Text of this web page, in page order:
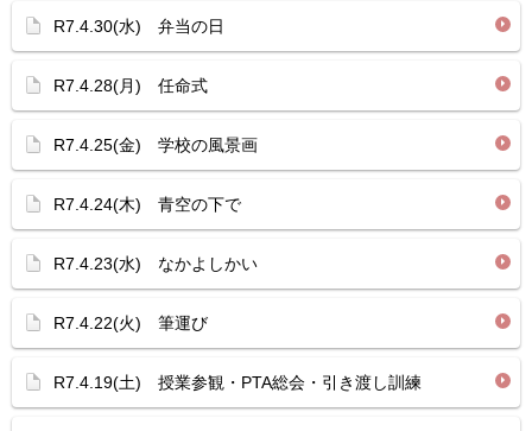
R7.4.30(水) 弁当の日
R7.4.28(月) 任命式
R7.4.25(金) 学校の風景画
R7.4.24(木) 青空の下で
R7.4.23(水) なかよしかい
R7.4.22(火) 筆運び
R7.4.19(土) 授業参観・PTA総会・引き渡し訓練